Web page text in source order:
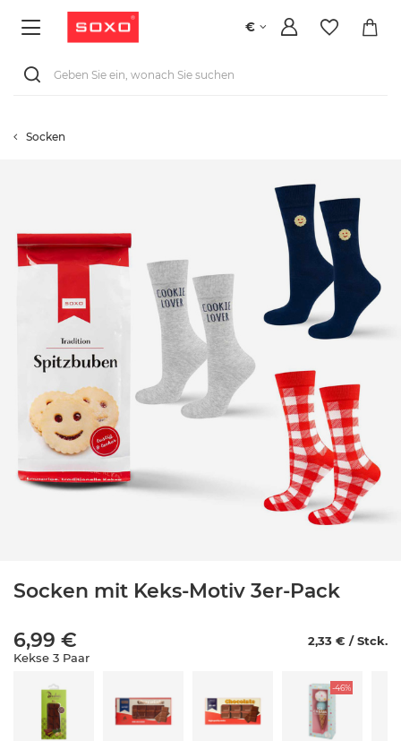
€
Socken
Socken mit Keks-Motiv 3er-Pack
6,99 €
2,33 € / Stck.
Kekse 3 Paar
-46%